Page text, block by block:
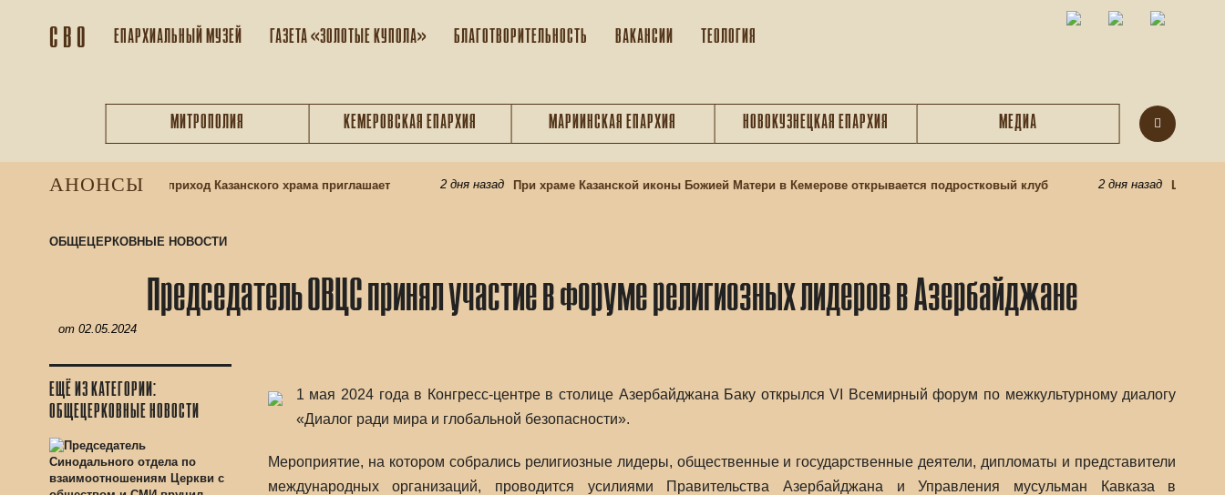
С В О ЕПАРХИАЛЬНЫЙ МУЗEЙ ГАЗЕТА «ЗОЛОТЫЕ КУПОЛА» БЛАГОТВОРИТЕЛЬНОСТЬ ВАКАНСИИ ТЕОЛОГИЯ
МИТРОПОЛИЯ КЕМЕРОВСКАЯ ЕПАРХИЯ МАРИИНСКАЯ ЕПАРХИЯ НОВОКУЗНЕЦКАЯ ЕПАРХИЯ МЕДИА
АНОНСЫ
в воскресную школу: приход Казанского храма приглашает 2 дня назад При храме Казанской иконы Божией Матери в Кемерове открывается подростковый клуб 2 дня назад Центр
ОБЩЕЦЕРКОВНЫЕ НОВОСТИ
Председатель ОВЦС принял участие в форуме религиозных лидеров в Азербайджане
от 02.05.2024
ЕЩЁ ИЗ КАТЕГОРИИ:
ОБЩЕЦЕРКОВНЫЕ НОВОСТИ
1 мая 2024 года в Конгресс-центре в столице Азербайджана Баку открылся VI Всемирный форум по межкультурному диалогу
«Диалог ради мира и глобальной безопасности».
Мероприятие, на котором собрались религиозные лидеры, общественные и государственные деятели, дипломаты и представители
международных организаций, проводится усилиями Правительства Азербайджана и Управления мусульман Кавказа в